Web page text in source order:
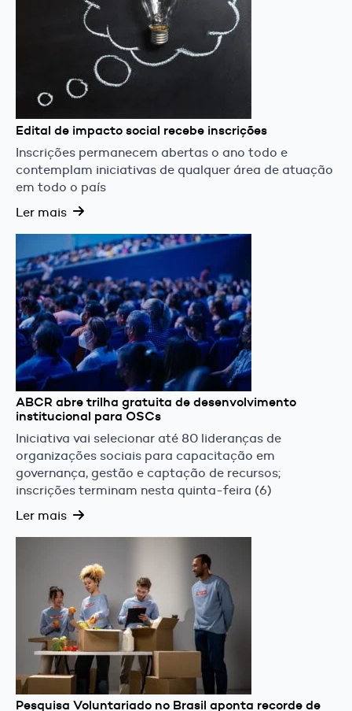
Edital de impacto social recebe inscrições
Inscrições permanecem abertas o ano todo e
contemplam iniciativas de qualquer área de atuação
em todo o país
Ler mais
ABCR abre trilha gratuita de desenvolvimento
institucional para OSCs
Iniciativa vai selecionar até 80 lideranças de
organizações sociais para capacitação em
governança, gestão e captação de recursos;
inscrições terminam nesta quinta-feira (6)
Ler mais
Pesquisa Voluntariado no Brasil aponta recorde de